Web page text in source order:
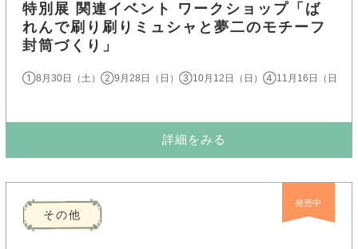
特別展 関連イベント ワークショップ「ば
れんで刷り刷りミュシャと夢二のモチーフ
封筒づくり」
①8月30日（土）②9月28日（日）③10月12日（日）④11月16日（日）各
詳細をみる
その他
発売中